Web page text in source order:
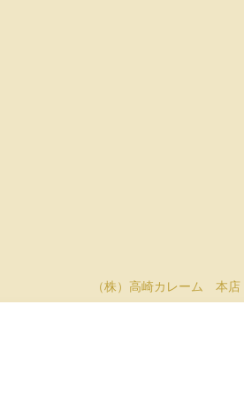
（株）高崎カレーム 本店